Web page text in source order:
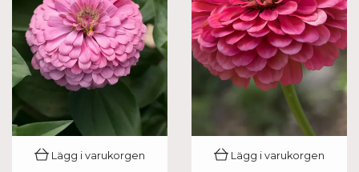
Lägg i varukorgen Lägg i varukorgen